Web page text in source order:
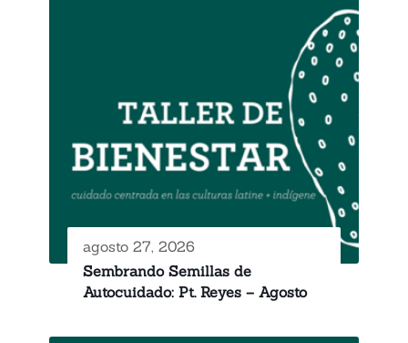
agosto 27, 2026
Sembrando Semillas de
Autocuidado: Pt. Reyes – Agosto